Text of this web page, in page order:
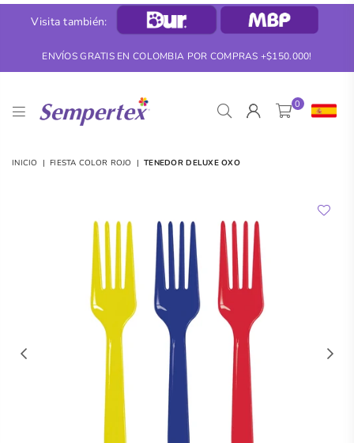
Visita también:
ENVÍOS GRATIS EN COLOMBIA POR COMPRAS +$150.000!
SEMPERTEX
0
INICIO | FIESTA COLOR ROJO | TENEDOR DELUXE OXO